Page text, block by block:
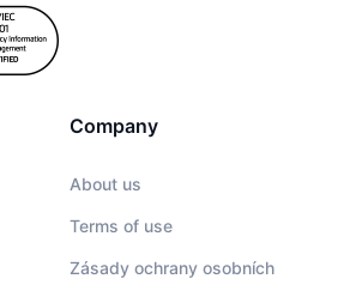
Company
About us
Terms of use
Zásady ochrany osobních